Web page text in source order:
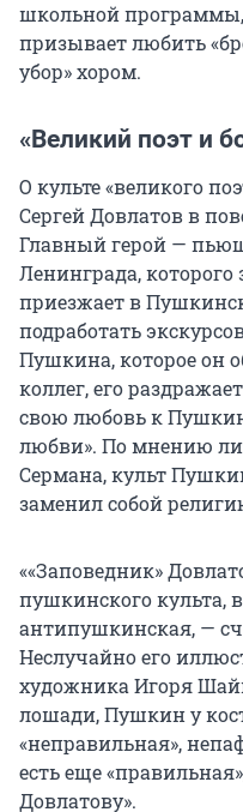
школьной
призывает любить
убор» хором.
«Великий поэт и
О культе «великого
Сергей Довлатов в
Главный герой —
Ленинграда,
приезжает в
подработать
Пушкина, которое он
коллег, его
свою любовь к
любви». По мнению
Сермана, культ
заменил собой
««Заповедник»
пушкинского культа,
антипушкинская, —
Неслучайно его
художника Игоря
лошади, Пушкин у
«неправильная»,
есть еще
Довлатову».